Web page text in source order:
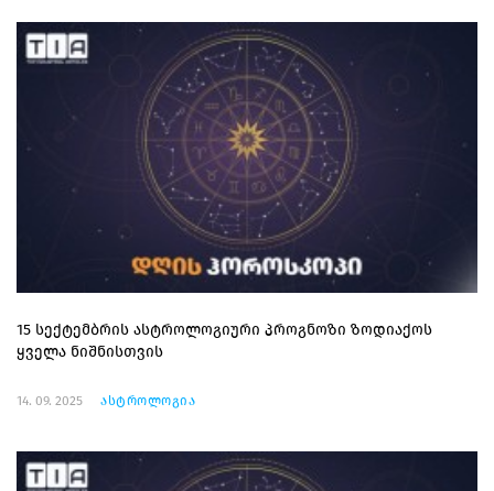
15 სექტემბრის ასტროლოგიური პროგნოზი ზოდიაქოს
ყველა ნიშნისთვის
14. 09. 2025 ასტროლოგია